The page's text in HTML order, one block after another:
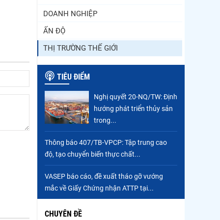
DOANH NGHIỆP
ẤN ĐỘ
THỊ TRƯỜNG THẾ GIỚI
TIÊU ĐIỂM
Nghị quyết 20-NQ/TW: Định
hướng phát triển thủy sản
trong...
Thông báo 407/TB-VPCP: Tập trung cao
độ, tạo chuyển biến thực chất...
VASEP báo cáo, đề xuất tháo gỡ vướng
mắc về Giấy Chứng nhận ATTP tại...
CHUYÊN ĐỀ